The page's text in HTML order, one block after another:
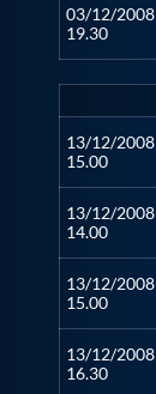
03/12/2008
19.30
13/12/2008
15.00
13/12/2008
14.00
13/12/2008
15.00
13/12/2008
16.30